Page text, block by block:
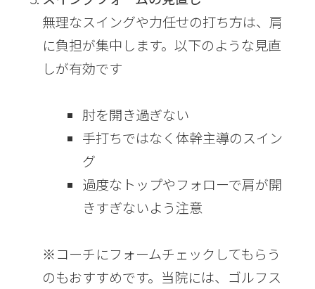
無理なスイングや力任せの打ち方は、肩
に負担が集中します。以下のような見直
しが有効です
肘を開き過ぎない
手打ちではなく体幹主導のスイン
グ
過度なトップやフォローで肩が開
きすぎないよう注意
※コーチにフォームチェックしてもらう
のもおすすめです。当院には、ゴルフス